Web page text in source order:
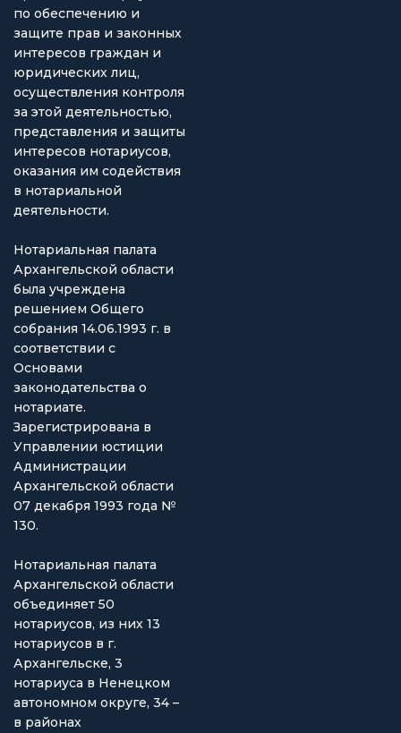
по обеспечению и
защите прав и законных
интересов граждан и
юридических лиц,
осуществления контроля
за этой деятельностью,
представления и защиты
интересов нотариусов,
оказания им содействия
в нотариальной
деятельности.
Нотариальная палата
Архангельской области
была учреждена
решением Общего
собрания 14.06.1993 г. в
соответствии с
Основами
законодательства о
нотариате.
Зарегистрирована в
Управлении юстиции
Администрации
Архангельской области
07 декабря 1993 года №
130.
Нотариальная палата
Архангельской области
объединяет 50
нотариусов, из них 13
нотариусов в г.
Архангельске, 3
нотариуса в Ненецком
автономном округе, 34 –
в районах